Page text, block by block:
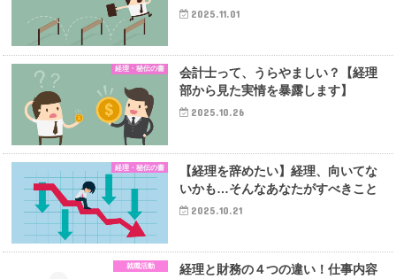
2025.11.01
経理・秘伝の書
会計士って、うらやましい？【経理
部から見た実情を暴露します】
2025.10.26
経理・秘伝の書
【経理を辞めたい】経理、向いてな
いかも…そんなあなたがすべきこと
2025.10.21
就職活動
経理と財務の４つの違い！仕事内容